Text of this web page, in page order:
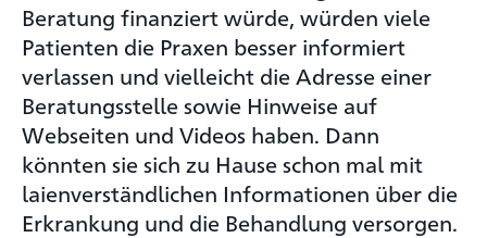
Beratung finanziert würde, würden viele
Patienten die Praxen besser informiert
verlassen und vielleicht die Adresse einer
Beratungsstelle sowie Hinweise auf
Webseiten und Videos haben. Dann
könnten sie sich zu Hause schon mal mit
laienverständlichen Informationen über die
Erkrankung und die Behandlung versorgen.